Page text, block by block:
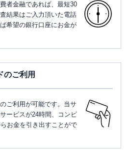
者金融であれば、最短30
結果はご入力頂いた電話
希望の銀行口座にお金が
のご利用
ご利用が可能です。当サ
ービスが24時間、コンビ
お金を引き出すことがで